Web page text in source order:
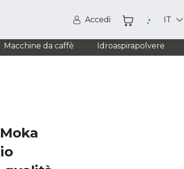
Accedi IT
Macchine da caffè Idroaspirapolvere